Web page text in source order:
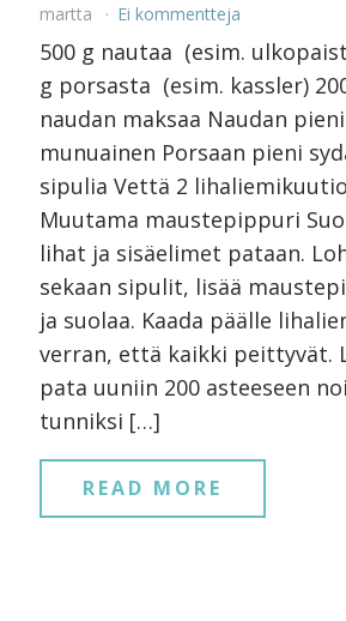
martta Ei kommentteja
500 g nautaa (esim.
g porsasta (esim. kassler)
naudan maksaa Naudan pieni
munuainen Porsaan pieni
sipulia Vettä 2
Muutama maustepippuri
lihat ja sisäelimet pataan.
sekaan sipulit, lisää
ja suolaa. Kaada päälle
verran, että kaikki peittyvät.
pata uuniin 200 asteeseen
tunniksi […]
READ MORE